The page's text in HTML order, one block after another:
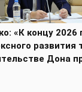
«К концу 2026
развития
Дона